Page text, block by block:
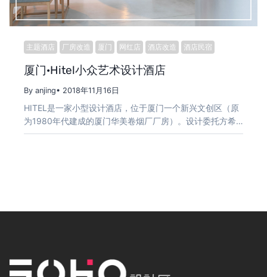
主题酒店 厂房改造 厦门 网红店 酒店改造 酒店民宿
厦门·Hitel小众艺术设计酒店
By anjing• 2018年11月16日
HITEL是一家小型设计酒店，位于厦门一个新兴文创区（原
为1980年代建成的厦门华美卷烟厂厂房）。设计委托方希…